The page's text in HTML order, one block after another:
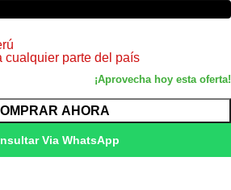
cualquier parte del país
AHORA
Via WhatsApp